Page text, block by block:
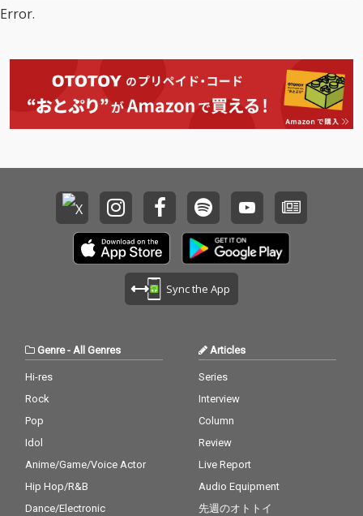
Error.
Sync the App
Genre-All Genres
Hi-res
Rock
Pop
Idol
Anime/Game/Voice Actor
Hip Hop/R&B
Dance/Electronic
Articles
Series
Interview
Column
Review
Live Report
Audio Equipment
先週のオトトイ